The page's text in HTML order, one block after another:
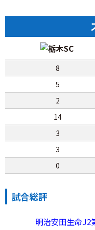
8
5
2
14
3
3
0
試合総評
明治安田生命J2